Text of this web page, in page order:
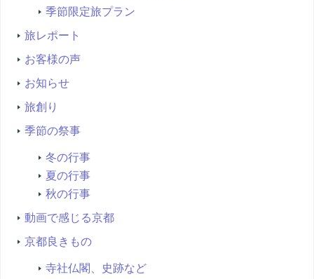
季節限定旅プラン
旅レポート
お客様の声
お知らせ
旅創り
季節の祭事
冬の行事
夏の行事
秋の行事
動画で感じる京都
京都良きもの
寺社仏閣、史跡など